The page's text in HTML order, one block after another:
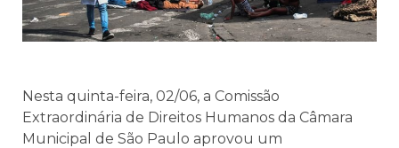
Nesta quinta-feira, 02/06, a Comissão
Extraordinária de Direitos Humanos da Câmara
Municipal de São Paulo aprovou um